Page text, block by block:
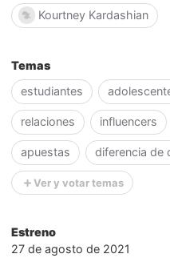
Kourtney Kardashian
Temas
estudiantes
relaciones influencers
apuestas diferencia de
Ver y votar temas
Estreno
27 de agosto de 2021